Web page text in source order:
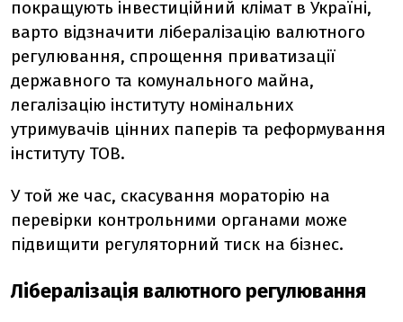
покращують інвестиційний клімат в Україні,
варто відзначити лібералізацію валютного
регулювання, спрощення приватизації
державного та комунального майна,
легалізацію інституту номінальних
утримувачів цінних паперів та реформування
інституту ТОВ.
У той же час, скасування мораторію на
перевірки контрольними органами може
підвищити регуляторний тиск на бізнес.
Лібералізація валютного регулювання